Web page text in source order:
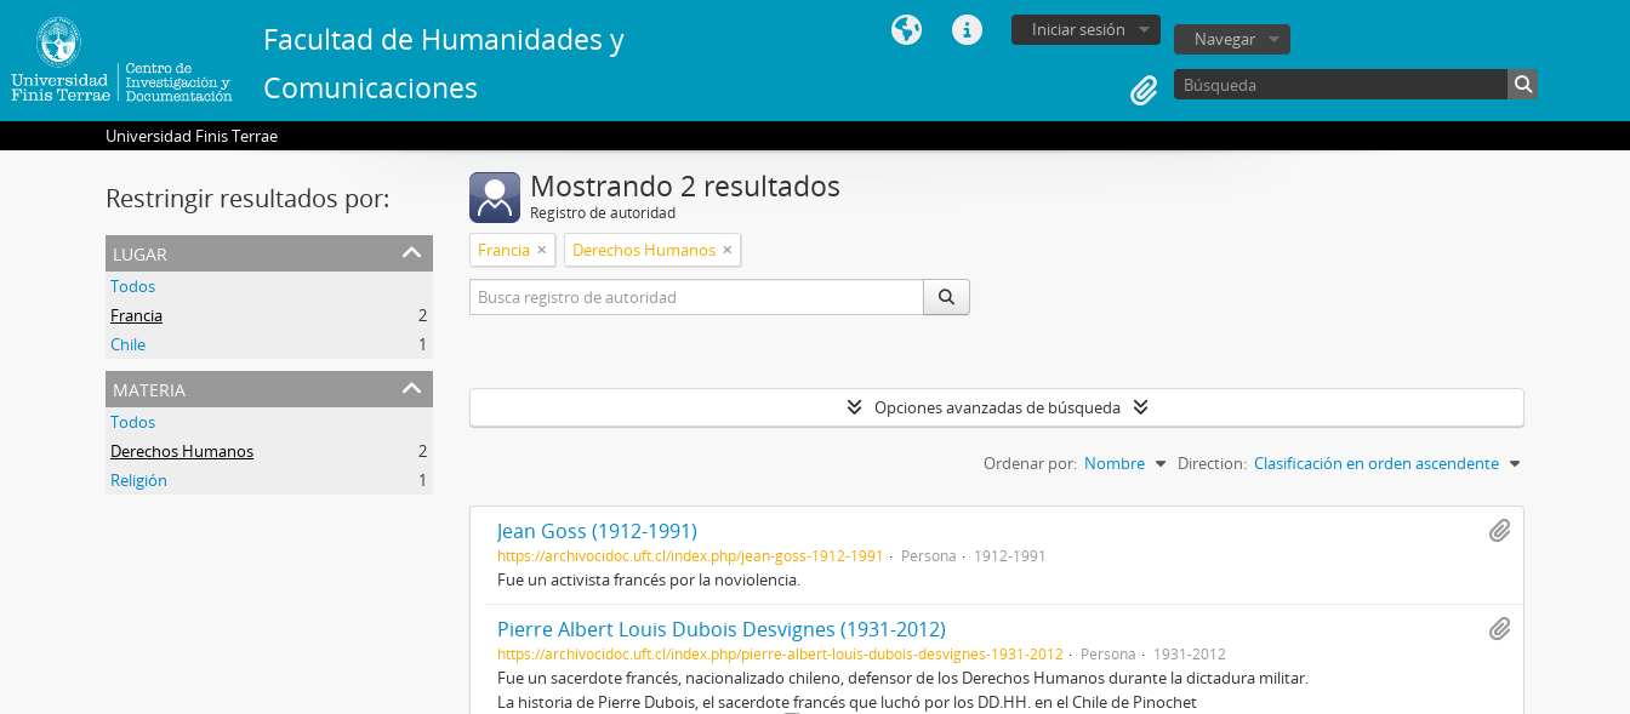
Facultad de Humanidades y
Comunicaciones
Iniciar sesión Navegar
Universidad Finis Terrae
Restringir resultados por:
lugar
Todos
Francia
2
Chile
1
materia
Todos
Derechos Humanos
2
Religión
1
Mostrando 2 resultados
Registro de autoridad
Francia Derechos Humanos
Opciones avanzadas de búsqueda
Ordenar por: Nombre Direction: Clasificación en orden ascendente
Jean Goss (1912-1991)
https://archivocidoc.uft.cl/index.php/jean-goss-1912-1991 Persona 1912-1991
Fue un activista francés por la noviolencia.
Pierre Albert Louis Dubois Desvignes (1931-2012)
https://archivocidoc.uft.cl/index.php/pierre-albert-louis-dubois-desvignes-1931-2012 Persona 1931-2012
Fue un sacerdote francés, nacionalizado chileno, defensor de los Derechos Humanos durante la dictadura militar.
La historia de Pierre Dubois, el sacerdote francés que luchó por los DD.HH. en el Chile de Pinochet